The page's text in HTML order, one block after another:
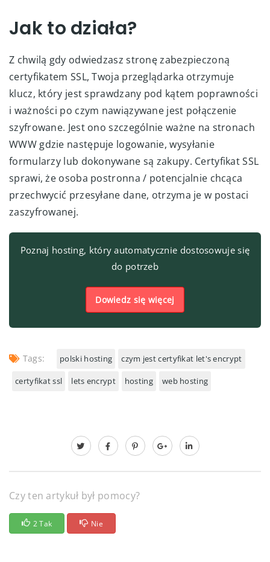
Jak to działa?
Z chwilą gdy odwiedzasz stronę zabezpieczoną
certyfikatem SSL, Twoja przeglądarka otrzymuje
klucz, który jest sprawdzany pod kątem poprawności
i ważności po czym nawiązywane jest połączenie
szyfrowane. Jest ono szczególnie ważne na stronach
WWW gdzie następuje logowanie, wysyłanie
formularzy lub dokonywane są zakupy. Certyfikat SSL
sprawi, że osoba postronna / potencjalnie chcąca
przechwycić przesyłane dane, otrzyma je w postaci
zaszyfrowanej.
Poznaj hosting, który automatycznie dostosowuje się
do potrzeb
Dowiedz się więcej
Tags: polski hosting czym jest certyfikat let's encrypt
certyfikat ssl lets encrypt hosting web hosting
Czy ten artykuł był pomocy?
2 Tak Nie